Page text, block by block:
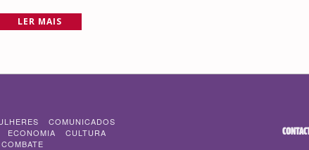
LER MAIS
COMUNICADOS
ECONOMIA
CULTURA